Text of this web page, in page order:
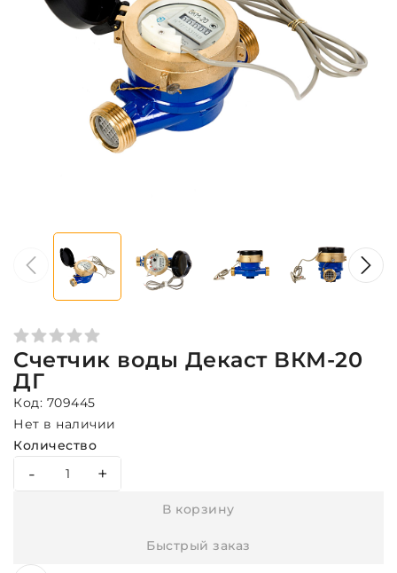
Счетчик воды Декаст ВКМ-20
ДГ
Код: 709445
Нет в наличии
Количество
- +
В корзину
Быстрый заказ